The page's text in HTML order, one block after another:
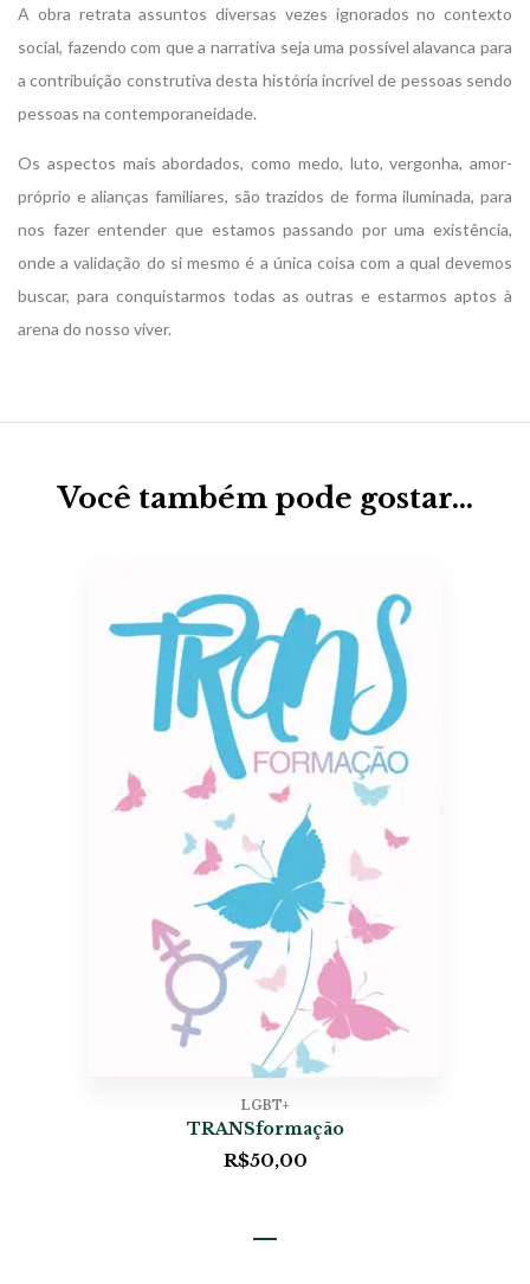
A obra retrata assuntos diversas vezes ignorados no contexto
social, fazendo com que a narrativa seja uma possível alavanca para
a contribuição construtiva desta história incrível de pessoas sendo
pessoas na contemporaneidade.
Os aspectos mais abordados, como medo, luto, vergonha, amor-
próprio e alianças familiares, são trazidos de forma iluminada, para
nos fazer entender que estamos passando por uma existência,
onde a validação do si mesmo é a única coisa com a qual devemos
buscar, para conquistarmos todas as outras e estarmos aptos à
arena do nosso viver.
Você também pode gostar…
LGBT+
TRANSformação
R$50,00